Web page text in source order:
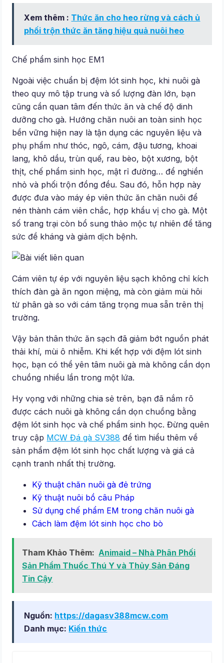
Xem thêm : Thức ăn cho heo rừng và cách ủ
phối trộn thức ăn tăng hiệu quả nuôi heo
Chế phẩm sinh học EM1
Ngoài việc chuẩn bị đệm lót sinh học, khi nuôi gà
theo quy mô tập trung và số lượng đàn lớn, bạn
cũng cần quan tâm đến thức ăn và chế độ dinh
dưỡng cho gà. Hướng chăn nuôi an toàn sinh học
bền vững hiện nay là tận dụng các nguyên liệu và
phụ phẩm như thóc, ngô, cám, đậu tương, khoai
lang, khô dầu, trùn quế, rau bèo, bột xương, bột
thịt, chế phẩm sinh học, mật rỉ đường… để nghiền
nhỏ và phối trộn đồng đều. Sau đó, hỗn hợp này
được đưa vào máy ép viên thức ăn chăn nuôi để
nén thành cám viên chắc, hợp khẩu vị cho gà. Một
số trang trại còn bổ sung thảo mộc tự nhiên để tăng
sức đề kháng và giảm dịch bệnh.
Cám viên tự ép với nguyên liệu sạch không chỉ kích
thích đàn gà ăn ngon miệng, mà còn giảm mùi hôi
từ phân gà so với cám tăng trọng mua sẵn trên thị
trường.
Vậy bản thân thức ăn sạch đã giảm bớt nguồn phát
thải khí, mùi ô nhiễm. Khi kết hợp với đệm lót sinh
học, bạn có thể yên tâm nuôi gà mà không cần dọn
chuồng nhiều lần trong một lứa.
Hy vọng với những chia sẻ trên, bạn đã nắm rõ
được cách nuôi gà không cần dọn chuồng bằng
đệm lót sinh học và chế phẩm sinh học. Đừng quên
truy cập MCW Đá gà SV388 để tìm hiểu thêm về
sản phẩm đệm lót sinh học chất lượng và giá cả
cạnh tranh nhất thị trường.
Kỹ thuật chăn nuôi gà đẻ trứng
Kỹ thuật nuôi bồ câu Pháp
Sử dụng chế phẩm EM trong chăn nuôi gà
Cách làm đệm lót sinh học cho bò
Tham Khảo Thêm: Animaid – Nhà Phân Phối
Sản Phẩm Thuốc Thú Y và Thủy Sản Đáng
Tin Cậy
Nguồn: https://dagasv388mcw.com
Danh mục: Kiến thức